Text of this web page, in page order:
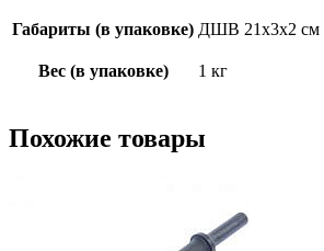
Габариты (в упаковке) ДШВ 21х3х2 см
Вес (в упаковке) 1 кг
Похожие товары